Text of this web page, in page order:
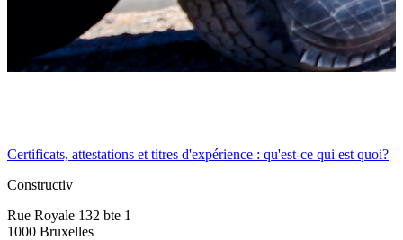
Certificats, attestations et titres d'expérience : qu'est-ce qui est quoi?
Constructiv
Rue Royale 132 bte 1
1000 Bruxelles